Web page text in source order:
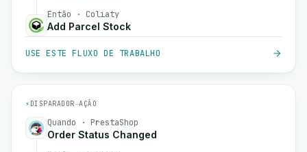
Então · Coliaty
Add Parcel Stock
USE ESTE FLUXO DE TRABALHO
⚡ DISPARADOR→AÇÃO
Quando · PrestaShop
Order Status Changed